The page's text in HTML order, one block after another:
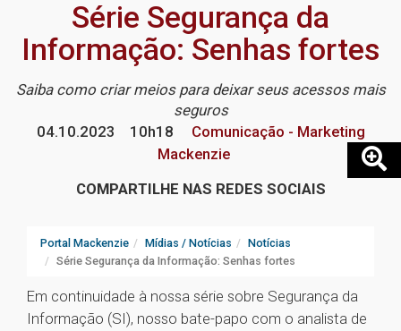
Série Segurança da
Informação: Senhas fortes
Saiba como criar meios para deixar seus acessos mais
seguros
04.10.2023
10h18
Comunicação - Marketing
Mackenzie
COMPARTILHE NAS REDES SOCIAIS
Portal Mackenzie Mídias / Notícias
Notícias
Série Segurança da Informação: Senhas fortes
Em continuidade à nossa série sobre Segurança da
Informação (SI), nosso bate-papo com o analista de